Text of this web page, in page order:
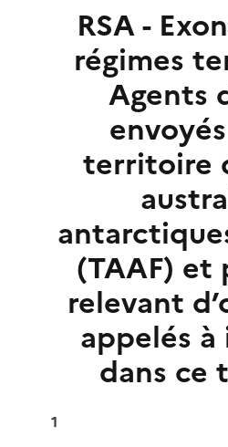
RSA -
régimes
Agents
territoire
(TAAF) et
relevant
appelés
dans ce
1